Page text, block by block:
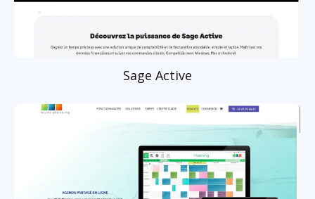
Sage Active